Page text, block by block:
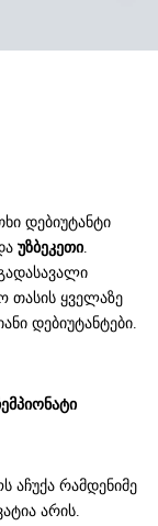
დებიუტანტი
უზბეკეთი
თასის ყველაზე
დებიუტანტები.
აჩუქა რამდენიმე
არის.